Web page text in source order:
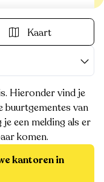
Kaart
Hieronder vind je
buurtgementes van
een melding als er
komen.
kantoren in